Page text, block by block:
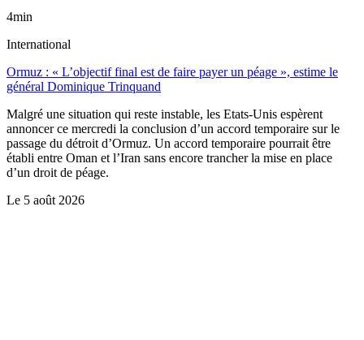
4min
International
Ormuz : « L’objectif final est de faire payer un péage », estime le
général Dominique Trinquand
Malgré une situation qui reste instable, les Etats-Unis espèrent
annoncer ce mercredi la conclusion d’un accord temporaire sur le
passage du détroit d’Ormuz. Un accord temporaire pourrait être
établi entre Oman et l’Iran sans encore trancher la mise en place
d’un droit de péage.
Le 5 août 2026